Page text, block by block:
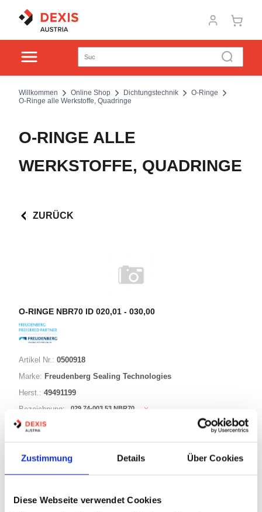
Zustimmung Details Über Cookies
Diese Webseite verwendet Cookies
Willkommen Online Shop Dichtungstechnik
O-Ringe
O-Ringe alle Werkstoffe, Quadringe
O-RINGE ALLE
WERKSTOFFE, QUADRINGE
ZURÜCK
O-RINGE NBR70 ID 020,01 - 030,00
Artikel Nr.: 0500918
Marke: Freudenberg Sealing Technologies
Herst.: 49491199
Bezeichnung:
029,74-003,53 NBR70
ID: 29,74mm